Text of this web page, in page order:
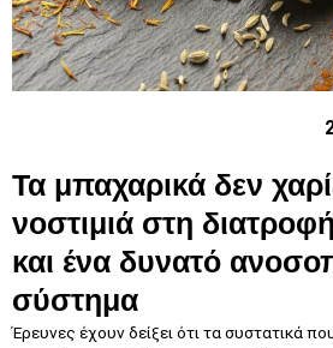
Τα μπαχαρικά δεν
νοστιμιά στη
και ένα δυνατό
σύστημα
Έρευνες έχουν δείξει ότι τα συστατικά